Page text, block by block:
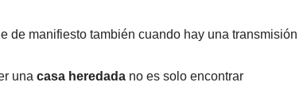
de manifiesto también cuando hay una transmisión
una casa heredada no es solo encontrar